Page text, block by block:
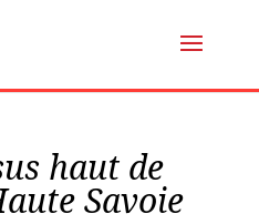
haut de
Savoie